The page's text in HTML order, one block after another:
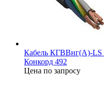
Кабель КГВВнг(А)-LS
Конкорд 492
Цена по запросу